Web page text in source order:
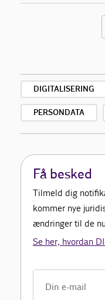
DIGITALISERING
PERSONDATA
Få besked
Tilmeld dig
kommer nye
ændringer til de
Se her, hvordan